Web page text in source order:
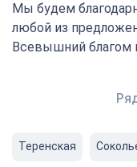
Мы будем
любой из
Всевышний благом
Теренская